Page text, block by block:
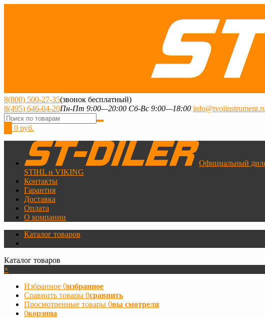
8(800) 500-27-35(звонок бесплатный)
8(495) 646-04-20Пн-Пт 9:00—20:00 Сб-Вс 9:00—18:00
0 руб.
Официальный
STIHL и VIKING
Контакты
Гарантия
Доставка
Оплата
О компании
Каталог товаров
Каталог товаров
×
Избранное 0избранное
Сравнить товары 0сравнить
Просмотренные товары 0вы смотрели
0корзина